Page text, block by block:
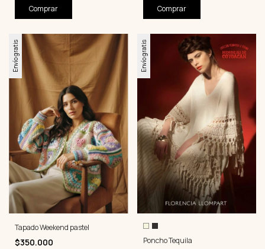
Comprar Comprar
Envío gratis
Tapado Weekend pastel
$350.000
Envío gratis
Poncho Tequila